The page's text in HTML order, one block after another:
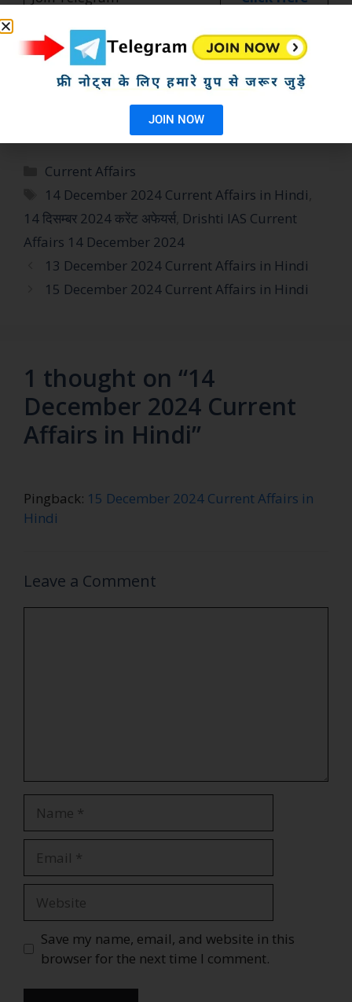
उम्मीद करते है इस14 December 2024Current
Affairs in Hindi
पोस्ट में उपलब्ध करवाई गयी आज की करेंट
अफेयर्स आपको आगामी परीक्षा के लिए जरूर काम आएगी ऐसे ही
Latest Update के साथ रोजाना प्रैक्टिस करने के लिए इस
वेबसाइट पर रोजाना विजिट करते रहे
Current Affairs
14 December 2024 Current Affairs in Hindi,
14 दिसम्बर 2024 करेंट अफेयर्स, Drishti IAS Current
Affairs 14 December 2024
13 December 2024 Current Affairs in Hindi
15 December 2024 Current Affairs in Hindi
1 thought on “14
December 2024 Current
Affairs in Hindi”
Pingback: 15 December 2024 Current Affairs in
Hindi
Leave a Comment
Save my name, email, and website in this
browser for the next time I comment.
JOIN NOW